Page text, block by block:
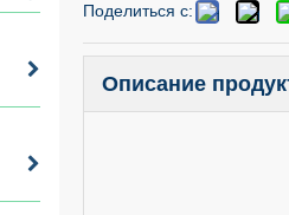
Поделиться с:
Описание